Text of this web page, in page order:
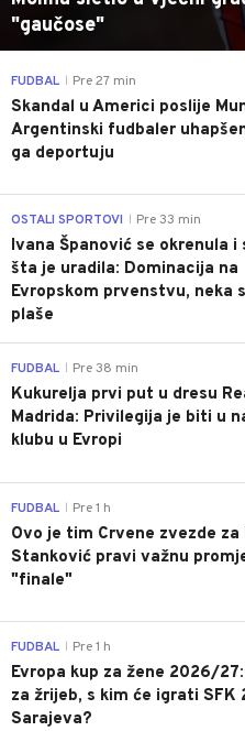
"gaučose"
FUDBAL Pre 27 min
Skandal u Americi poslije
Argentinski fudbaler
ga deportuju
OSTALI SPORTOVI Pre 33 min
Ivana Španović se okrenula i
šta je uradila: Dominacija na
Evropskom prvenstvu, neka
plaše
FUDBAL Pre 38 min
Kukurelja prvi put u dresu
Madrida: Privilegija je biti u
klubu u Evropi
FUDBAL Pre 1 h
Ovo je tim Crvene zvezde za
Stanković pravi važnu
"finale"
FUDBAL Pre 1 h
Evropa kup za žene 2026/
za žrijeb, s kim će igrati SFK
Sarajeva?